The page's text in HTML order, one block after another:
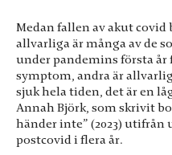
Medan fallen av akut
allvarliga är många av de
under pandemins första år
symptom, andra är
sjuk hela tiden, det är en
Annah Björk, som skrivit
händer inte” (2023) utifrån
postcovid i flera år.
Nödvändiga
Dessa kakor
går inte att